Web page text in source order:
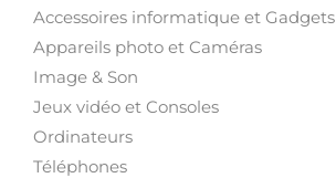
Accessoires informatique et Gadgets
Appareils photo et Caméras
Image & Son
Jeux vidéo et Consoles
Ordinateurs
Téléphones